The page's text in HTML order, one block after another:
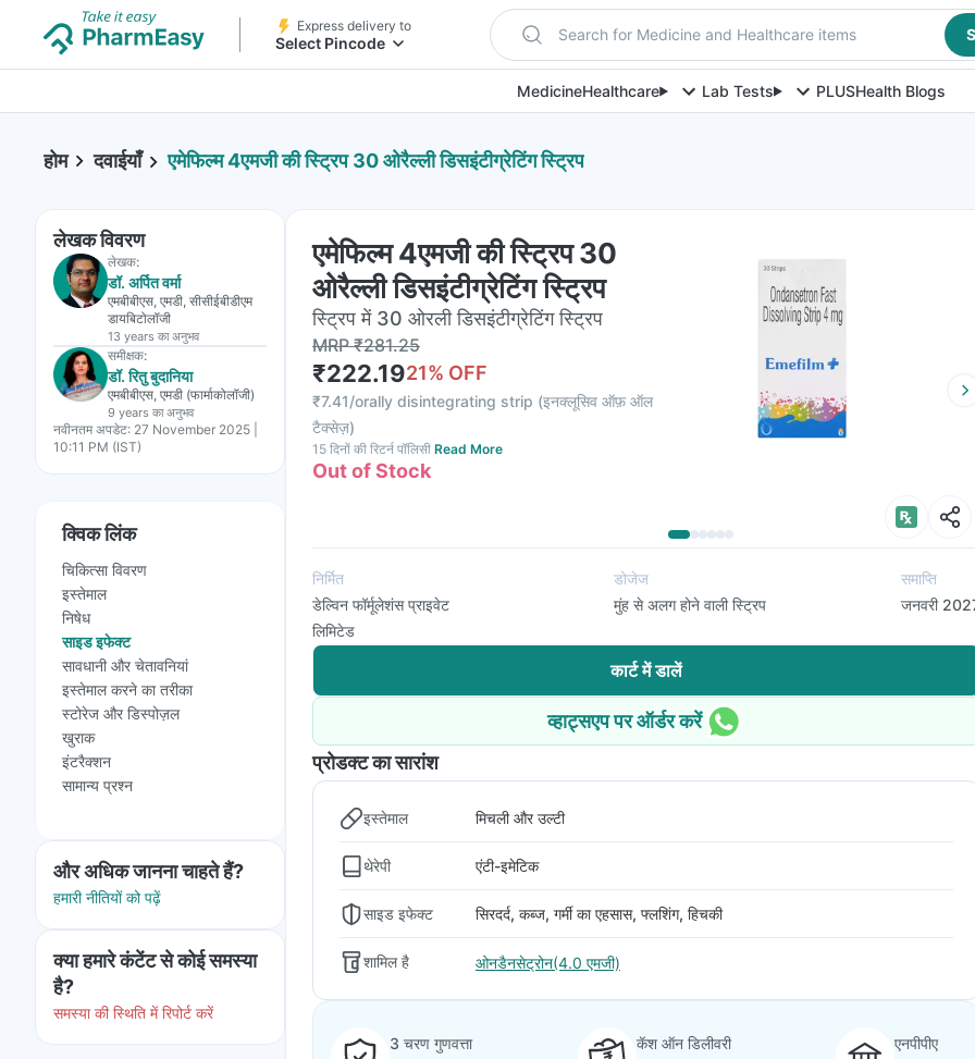
Express delivery to
Select Pincode Search for Medicine and Healthcare items
MedicineHealthcare Lab Tests PLUSHealth Blogs
होम दवाईयाँ एमेफिल्म 4एमजी की स्ट्रिप 30 ओरैल्ली डिसइंटीग्रेटिंग स्ट्रिप
लेखक विवरण
लेखक:
डॉ. अर्पित वर्मा
एमबीबीएस, एमडी, सीसीईबीडीएम
डायबिटोलॉजी
13 years का अनुभव
समीक्षक:
डॉ. रितु बुदानिया
एमबीबीएस, एमडी (फार्माकोलॉजी)
9 years का अनुभव
नवीनतम अपडेट: 27 November 2025 |
10:11 PM (IST)
क्विक लिंक
चिकित्सा विवरण
इस्तेमाल
निषेध
साइड इफेक्ट
सावधानी और चेतावनियां
इस्तेमाल करने का तरीका
स्टोरेज और डिस्पोज़ल
खुराक
इंटरैक्शन
सामान्य प्रश्न
और अधिक जानना चाहते हैं?
हमारी नीतियों को पढ़ें
क्या हमारे कंटेंट से कोई समस्या
है?
समस्या की स्थिति में रिपोर्ट करें
एमेफिल्म 4एमजी की स्ट्रिप 30
ओरैल्ली डिसइंटीग्रेटिंग स्ट्रिप
स्ट्रिप में 30 ओरली डिसइंटीग्रेटिंग स्ट्रिप
MRP₹281.25
₹222.1921% OFF
₹7.41/orally disintegrating strip (इनक्लूसिव ऑफ़ ऑल
टैक्सेज़)
15 दिनों की रिटर्न पॉलिसी Read More
Out of Stock
निर्मित
डेल्विन फॉर्मूलेशंस प्राइवेट
लिमिटेड
डोजेज
मुंह से अलग होने वाली स्ट्रिप
समाप्ति
जनवरी
कार्ट में डालें
व्हाट्सएप पर ऑर्डर करें
प्रोडक्ट का सारांश
इस्तेमाल मिचली और उल्टी
थेरेपी एंटी-इमेटिक
साइड इफेक्ट सिरदर्द, कब्ज, गर्मी का एहसास, फ्लशिंग, हिचकी
शामिल है ओनडैनसेट्रोन(4.0 एमजी)
3 चरण गुणवत्ता
कॅश ऑन डिलीवरी
एनपीपीए